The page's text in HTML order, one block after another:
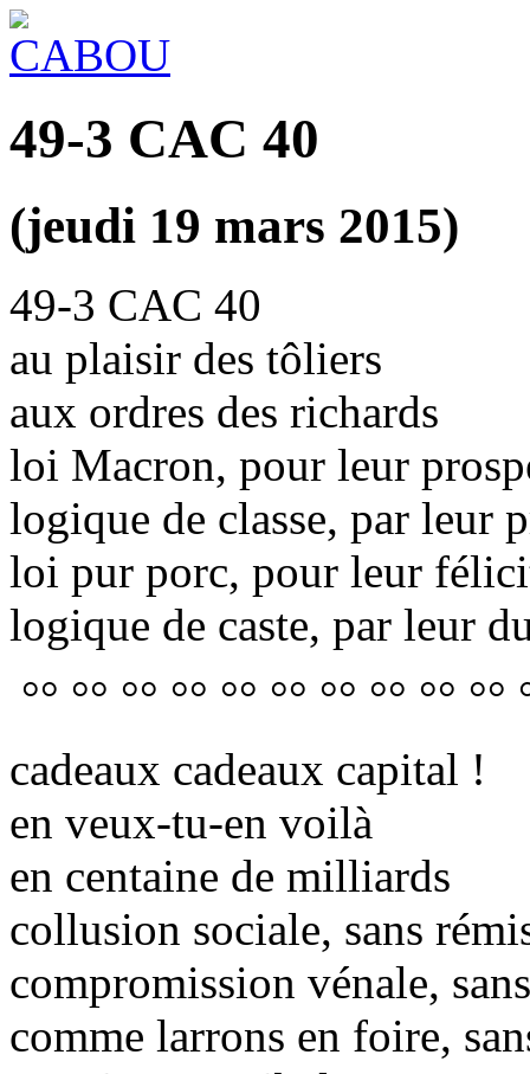
49-3 CAC 40
(jeudi 19 mars 2015)
49-3 CAC 40
au plaisir des tôliers
aux ordres des richards
loi Macron, pour leur
logique de classe, par leur
loi pur porc, pour leur
logique de caste, par leur
°° °° °° °° °° °° °° °° °° °°
cadeaux cadeaux capital !
en veux-tu-en voilà
en centaine de milliards
collusion sociale, sans
compromission vénale,
comme larrons en foire,